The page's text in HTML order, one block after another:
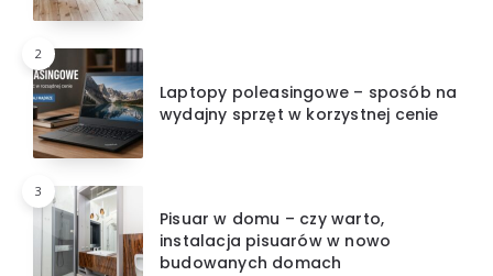
2
Laptopy poleasingowe – sposób na
wydajny sprzęt w korzystnej cenie
3
Pisuar w domu – czy warto,
instalacja pisuarów w nowo
budowanych domach